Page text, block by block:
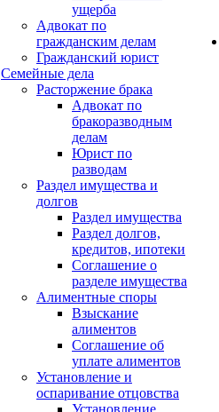
ущерба
Адвокат по
гражданским делам
Гражданский юрист
Семейные дела
Расторжение брака
Адвокат по
бракоразводным
делам
Юрист по
разводам
Раздел имущества и
долгов
Раздел имущества
Раздел долгов,
кредитов, ипотеки
Соглашение о
разделе имущества
Алиментные споры
Взыскание
алиментов
Соглашение об
уплате алиментов
Установление и
оспаривание отцовства
Установление